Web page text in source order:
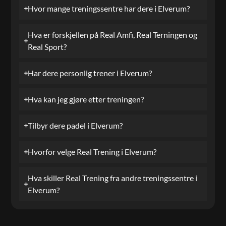
Hvor mange treningssentre har dere i Elverum?
Hva er forskjellen på Real Amfi, Real Terningen og
Real Sport?
Har dere personlig trener i Elverum?
Hva kan jeg gjøre etter treningen?
Tilbyr dere padel i Elverum?
Hvorfor velge Real Trening i Elverum?
Hva skiller Real Trening fra andre treningssentre i
Elverum?